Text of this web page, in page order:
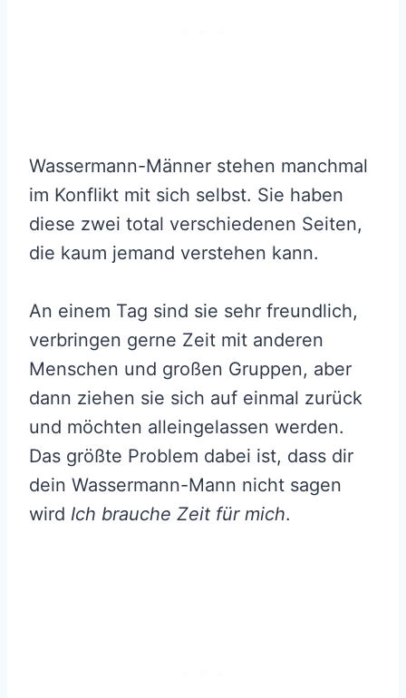
Wassermann-Männer stehen manchmal
im Konflikt mit sich selbst. Sie haben
diese zwei total verschiedenen Seiten,
die kaum jemand verstehen kann.
An einem Tag sind sie sehr freundlich,
verbringen gerne Zeit mit anderen
Menschen und großen Gruppen, aber
dann ziehen sie sich auf einmal zurück
und möchten alleingelassen werden.
Das größte Problem dabei ist, dass dir
dein Wassermann-Mann nicht sagen
wird Ich brauche Zeit für mich.